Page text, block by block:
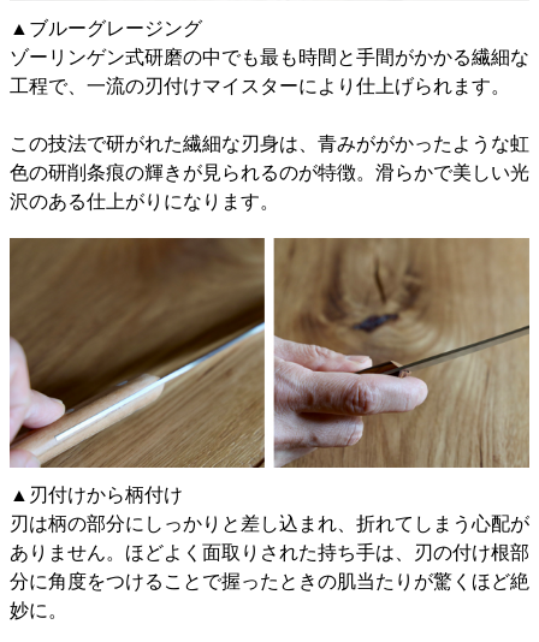
▲ブルーグレージング
ゾーリンゲン式研磨の中でも最も時間と手間がかかる繊細な
工程で、一流の刃付けマイスターにより仕上げられます。
この技法で研がれた繊細な刃身は、青みががかったような虹
色の研削条痕の輝きが見られるのが特徴。滑らかで美しい光
沢のある仕上がりになります。
▲刃付けから柄付け
刃は柄の部分にしっかりと差し込まれ、折れてしまう心配が
ありません。ほどよく面取りされた持ち手は、刃の付け根部
分に角度をつけることで握ったときの肌当たりが驚くほど絶
妙に。